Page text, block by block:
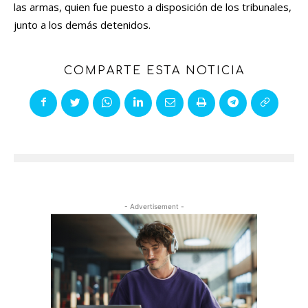
las armas, quien fue puesto a disposición de los tribunales,
junto a los demás detenidos.
COMPARTE ESTA NOTICIA
- Advertisement -